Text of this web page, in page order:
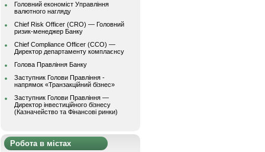
Головний економіст Управління
валютного нагляду
Chief Risk Officer (CRO) — Головний
ризик-менеджер Банку
Chief Compliance Officer (CCO) —
Директор департаменту комплаєнсу
Голова Правління Банку
Заступник Голови Правління -
напрямок «Транзакційний бізнес»
Заступник Голови Правління —
Директор інвестиційного бізнесу
(Казначейство та Фінансові ринки)
Робота в містах